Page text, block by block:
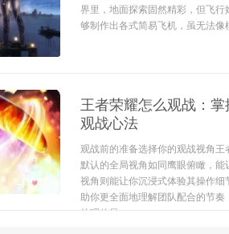
界里，地面探索固然精彩，但飞
够制作出各式简易飞机，虽无法像
王者荣耀怎么观战：
观战心法
观战前的准备选择你的观战视角
默认的全局视角如同鹰眼俯瞰，
视角则能让你沉浸式体验其操作
助你更全面地理解团队配合的节
处理的最...